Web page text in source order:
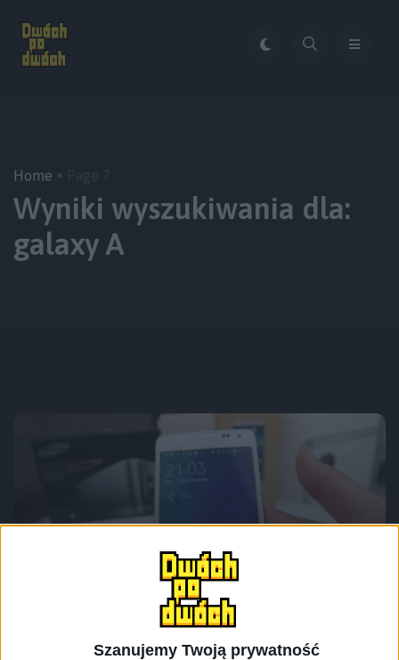
Szanujemy Twoją prywatność
Home
Wyniki wyszukiwania dla:
galaxy A
Recenzje sprzętu Smartfony
Recenzja Samsung Galaxy Alpha – tak
powinien wyglądać flagowy smartfon